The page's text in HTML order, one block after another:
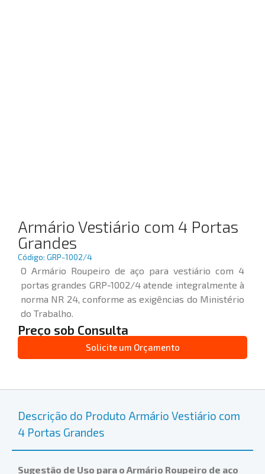
Armário Vestiário com 4 Portas
Grandes
Código: GRP-1002/4
O Armário Roupeiro de aço para vestiário com 4
portas grandes GRP-1002/4 atende integralmente à
norma NR 24, conforme as exigências do Ministério
do Trabalho.
Preço sob Consulta
Solicite um Orçamento
Descrição do Produto Armário Vestiário com
4 Portas Grandes
Sugestão de Uso para o Armário Roupeiro de aço